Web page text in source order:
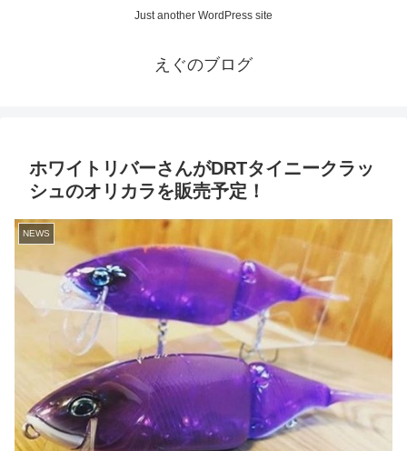
Just another WordPress site
えぐのブログ
ホワイトリバーさんがDRTタイニークラッ
シュのオリカラを販売予定！
NEWS